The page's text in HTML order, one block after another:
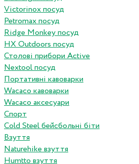
Victorinox посуд
Petromax посуд
Ridge Monkey посуд
HX Outdoors посуд
Столові прибори Active
Nextool посуд
Портативні кавоварки
Wacaco кавоварки
Wacaco аксесуари
Спорт
Cold Steel бейсбольні біти
Взуття
Naturehike взуття
Humtto взуття